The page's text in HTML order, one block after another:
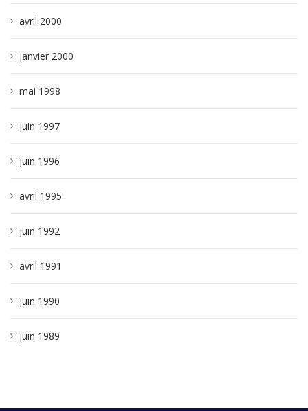
avril 2000
janvier 2000
mai 1998
juin 1997
juin 1996
avril 1995
juin 1992
avril 1991
juin 1990
juin 1989